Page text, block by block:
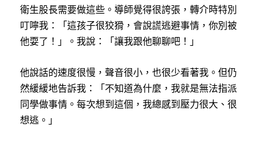
衛生股長需要做這些。導師覺得很誇張，轉介時特別
叮嚀我：「這孩子很狡猾，會說謊逃避事情，你別被
他耍了！」。我說：「讓我跟他聊聊吧！」
他說話的速度很慢，聲音很小，也很少看著我。但仍
然緩緩地告訴我：「不知道為什麼，我就是無法指派
同學做事情。每次想到這個，我總感到壓力很大、很
想逃。」